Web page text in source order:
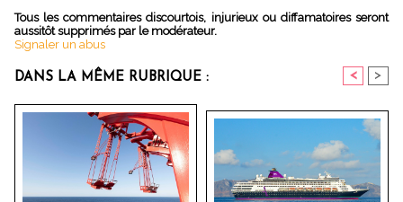
Tous les commentaires discourtois, injurieux ou diffamatoires seront
aussitôt supprimés par le modérateur.
Signaler un abus
DANS LA MÊME RUBRIQUE : < >